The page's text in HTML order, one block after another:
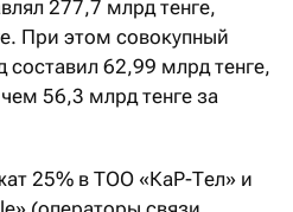
277,7 млрд тенге,
При этом совокупный
составил 62,99 млрд тенге,
56,3 млрд тенге за
25% в ТОО «КаР-Тел» и